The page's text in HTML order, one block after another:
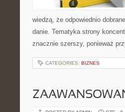
wiedzą, że odpowiednio
danie. Tematyka strony
znacznie szerszy, ponieważ
CATEGORIES: BIZNES